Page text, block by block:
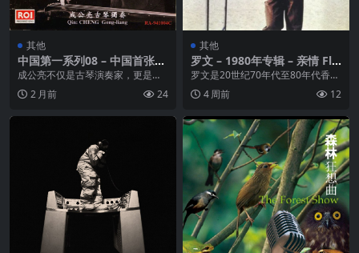
其他
中国第一系列08 – 中国首张仲
尼式德斋珍藏古琴3D录音专
辑：成公亮《秋籁》[WAV+C
UE]
成公亮不仅是古琴演奏家，更是传
统琴道的践行者。古人弹琴为己、
为自然、为知音，他弹...
2 月前 24
其他
罗文 – 1980年专辑 – 亲情 Fla
c
罗文是20世纪70年代至80年代香港
流行乐坛的代表人物之一。他以宏
亮的嗓子见称，...
4 周前 12